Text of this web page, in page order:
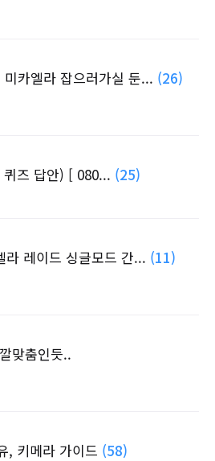
카엘라 잡으러가실 둔... (26)
즈 답안) [ 080... (25)
레이드 싱글모드 간... (11)
맞춤인듯..
, 키메라 가이드 (58)